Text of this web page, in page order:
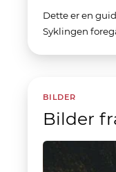
Dette er en
Syklingen
BILDER
Bilder